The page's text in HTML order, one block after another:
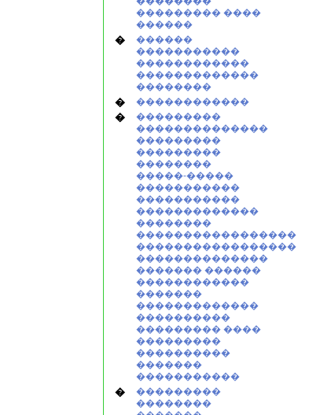
��������� ����
������
�
������
�����������
������������
�������������
��������
� ������������
�
���������
��������������
���������
���������
��������
�����-�����
�����������
�����������
�������������
��������
�����������������
�����������������
��������������
������� ������
������������
�������
�������������
����������
��������� ����
���������
����������
�������
�����������
�
���������
��������